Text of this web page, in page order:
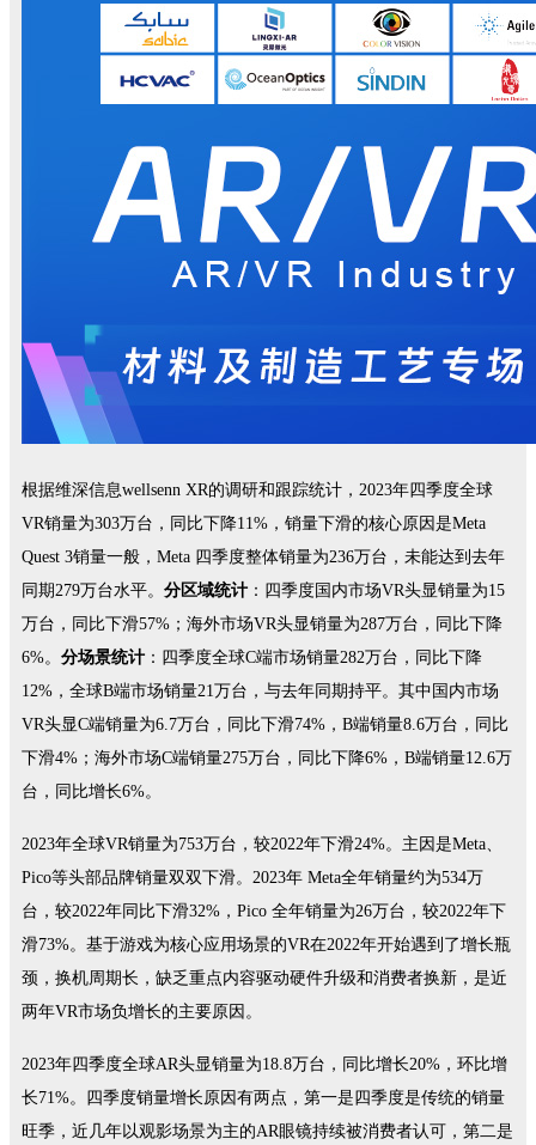
根据维深信息wellsenn XR的调研和跟踪统计，2023年四季度全球
VR销量为303万台，同比下降11%，销量下滑的核心原因是Meta
Quest 3销量一般，Meta 四季度整体销量为236万台，未能达到去年
同期279万台水平。 分区域统计 ：四季度国内市场VR头显销量为15
万台，同比下滑57%；海外市场VR头显销量为287万台，同比下降
6%。 分场景统计 ：四季度全球C端市场销量282万台，同比下降
12%，全球B端市场销量21万台，与去年同期持平。其中国内市场
VR头显C端销量为6.7万台，同比下滑74%，B端销量8.6万台，同比
下滑4%；海外市场C端销量275万台，同比下降6%，B端销量12.6万
台，同比增长6%。
2023年全球VR销量为753万台，较2022年下滑24%。主因是Meta、
Pico等头部品牌销量双双下滑。2023年 Meta全年销量约为534万
台，较2022年同比下滑32%，Pico 全年销量为26万台，较2022年下
滑73%。基于游戏为核心应用场景的VR在2022年开始遇到了增长瓶
颈，换机周期长，缺乏重点内容驱动硬件升级和消费者换新，是近
两年VR市场负增长的主要原因。
2023年四季度全球AR头显销量为18.8万台，同比增长20%，环比增
长71%。四季度销量增长原因有两点，第一是四季度是传统的销量
旺季，近几年以观影场景为主的AR眼镜持续被消费者认可，第二是